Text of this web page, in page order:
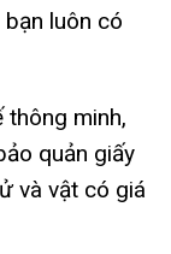
luôn có
thông minh,
quản giấy
và vật có giá